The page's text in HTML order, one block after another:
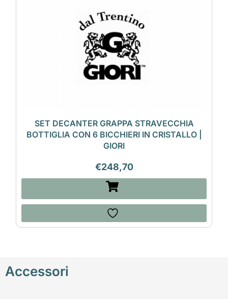
SET DECANTER GRAPPA STRAVECCHIA
BOTTIGLIA CON 6 BICCHIERI IN CRISTALLO |
GIORI
€248,70
Accessori